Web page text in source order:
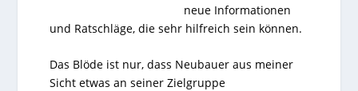
neue Informationen
und Ratschläge, die sehr hilfreich sein können.
Das Blöde ist nur, dass Neubauer aus meiner
Sicht etwas an seiner Zielgruppe